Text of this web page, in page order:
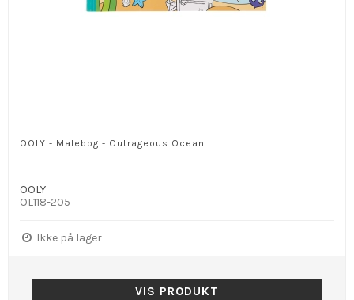
OOLY - Malebog - Outrageous Ocean
OOLY
OL118-205
Ikke på lager
VIS PRODUKT